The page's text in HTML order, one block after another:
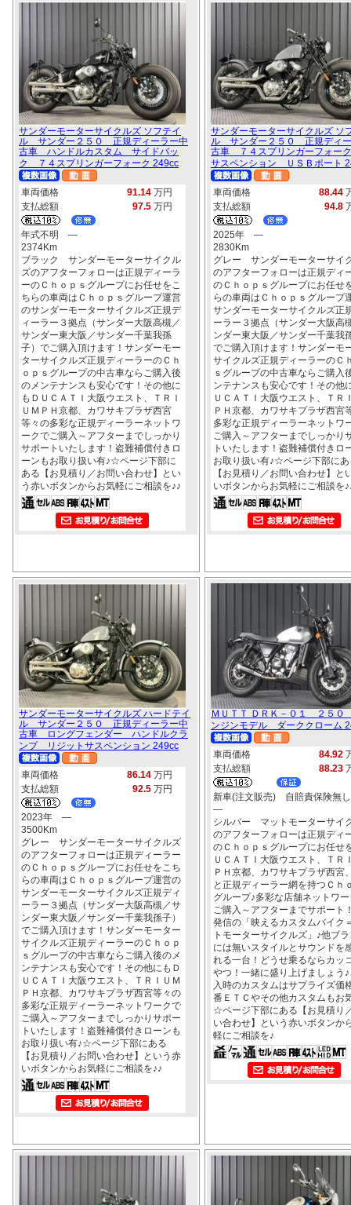
サンダーモーターサイクルズ ソフテイ
ル サンダー２５０ 正規ディーラー中
古車 ハンドルカスタム サイドバッ
ク ７４スプリンガーフォーク 249cc
車両価格 91.14 万円
支払総額
97.5 万円
年式不明 ―
2374Km
ブラック サンダーモーターサイクル
ズのアフターフォローは正規ディーラ
ーのＣｈｏｐｓグループにお任せをこ
ちらの車両はＣｈｏｐｓグループ運営
のサンダーモーターサイクルズ正規デ
ィーラー３拠点（サンダー大阪高槻／
サンダー東大阪／サンダー千葉我孫
子）でご購入頂けます！サンダーモー
ターサイクルズ正規ディーラーのＣｈ
ｏｐｓグループの中古車ならご購入後
のメンテナンスも安心です！その他に
もＤＵＣＡＴＩ大阪ウエスト、ＴＲＩ
ＵＭＰＨ京都、カワサキプラザ西宮
等々の多彩な正規ディーラーネットワ
ークでご購入～アフターまでしっかり
サポートいたします！盗難補償付きロ
ーンもお取り扱い有♪☆ページ下部に
ある【お見積り／お問い合わせ】とい
う赤いボタンからお気軽にご相談を♪♪
サンダーモーターサイクルズ ソ
ル サンダー２５０ 正規ディ
古車 ７４スプリンガーフォー
サスペンション ＵＳＢポート
車両価格 88.44
支払総額
94.8
2025年 ―
2830Km
グレー サンダーモーターサイ
のアフターフォローは正規ディ
のＣｈｏｐｓグループにお任せ
らの車両はＣｈｏｐｓグループ
サンダーモーターサイクルズ正
ーラー３拠点（サンダー大阪高
ンダー東大阪／サンダー千葉我
でご購入頂けます！サンダーモ
サイクルズ正規ディーラーのＣ
ｓグループの中古車ならご購入
ンテナンスも安心です！その他
ＵＣＡＴＩ大阪ウエスト、ＴＲ
ＰＨ京都、カワサキプラザ西宮
多彩な正規ディーラーネットワ
ご購入～アフターまでしっかり
トいたします！盗難補償付きロ
お取り扱い有♪☆ページ下部にあ
【お見積り／お問い合わせ】と
いボタンからお気軽にご相談を
サンダーモーターサイクルズ ハードテイ
ル サンダー２５０ 正規ディーラー中
古車 ロングフェンダー ハンドルクラ
ンプ リジットサスペンション 249cc
車両価格 86.14 万円
支払総額
92.5 万円
2023年 ―
3500Km
グレー サンダーモーターサイクルズ
のアフターフォローは正規ディーラー
のＣｈｏｐｓグループにお任せをこち
らの車両はＣｈｏｐｓグループ運営の
サンダーモーターサイクルズ正規ディ
ーラー３拠点（サンダー大阪高槻／サ
ンダー東大阪／サンダー千葉我孫子）
でご購入頂けます！サンダーモーター
サイクルズ正規ディーラーのＣｈｏｐ
ｓグループの中古車ならご購入後のメ
ンテナンスも安心です！その他にもＤ
ＵＣＡＴＩ大阪ウエスト、ＴＲＩＵＭ
ＰＨ京都、カワサキプラザ西宮等々の
多彩な正規ディーラーネットワークで
ご購入～アフターまでしっかりサポー
トいたします！盗難補償付きローンも
お取り扱い有♪☆ページ下部にある
【お見積り／お問い合わせ】という赤
いボタンからお気軽にご相談を♪♪
ＭＵＴＴ ＤＲＫ－０１ ２５
ンジンモデル ダーククローム
車両価格 84.92
支払総額
88.23
新車(注文販売) 自賠責保険無し
―
シルバー マットモーターサイ
のアフターフォローは正規ディ
のＣｈｏｐｓグループにお任せ
ＵＣＡＴＩ大阪ウエスト、ＴＲ
ＰＨ京都、カワサキプラザ西宮
と正規ディーラー網を持つＣｈ
グループ♪多彩な店舗ネットワ
ご購入～アフターまでサポート
発信の「映えるカスタムバイク
トモーターサイクルズ」♪他ブ
には無いスタイルとサウンドを
れる一台！どうせ乗るならカッ
やつ！一緒に盛り上げましょう
入時のカスタムはサプライズ価
番ＥＴＣやその他カスタムもお
☆ページ下部にある【お見積り
い合わせ】という赤いボタンか
軽にご相談を♪